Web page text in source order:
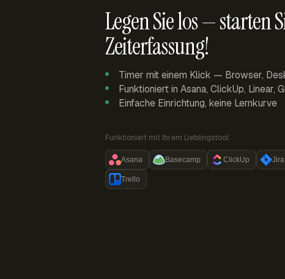
Legen Sie los — starten
Zeiterfassung!
Timer mit einem Klick — Browser,
Funktioniert in Asana, ClickUp, Linear,
Einfache Einrichtung, keine Lernkurve
Funktioniert mit Ihrem Lieblingstool:
Asana Basecamp ClickUp Jira
Trello